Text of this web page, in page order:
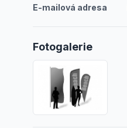
E-mailová adresa
Fotogalerie